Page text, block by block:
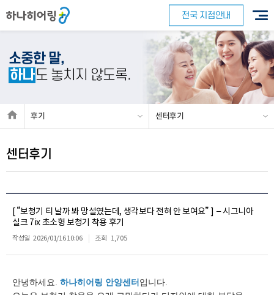
전국 지점안내
소중한 말,
하나도 놓치지 않도록.
후기 센터후기
센터후기
[ “보청기 티 날까 봐 망설였는데, 생각보다 전혀 안 보여요” ] – 시그니아
실크 7ix 초소형 보청기 착용 후기
작성일 2026/01/16 10:06 조회 1,705
안녕하세요. 하나히어링 안양센터 입니다.